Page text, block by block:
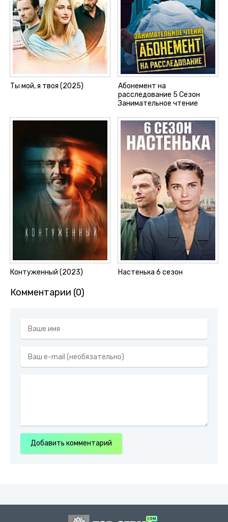
Ты мой, я твоя (2025)
Абонемент на
расследование 5 Сезон
Занимательное чтение
Контуженный (2023) Настенька 6 сезон
Комментарии (0)
Добавить комментарий